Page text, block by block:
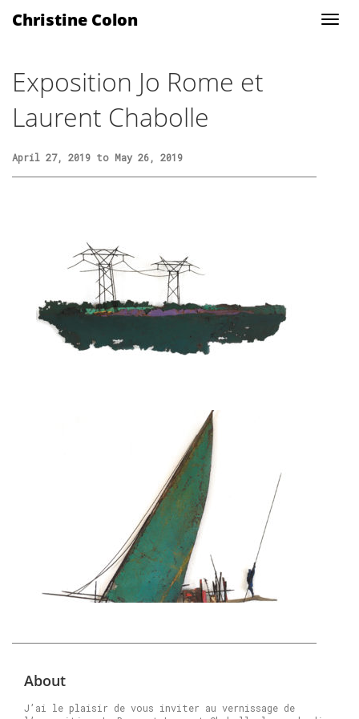
Christine Colon
Exposition Jo Rome et
Laurent Chabolle
April 27, 2019 to May 26, 2019
About
J’ai le plaisir de vous inviter au vernissage de